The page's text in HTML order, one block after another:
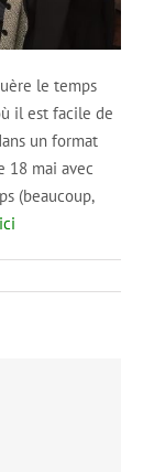
le temps
il est facile de
un format
18 mai avec
(beaucoup,
ici